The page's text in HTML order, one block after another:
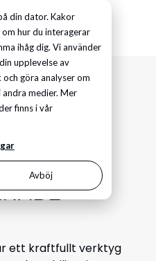
din dator. Kakor
hur du interagerar
ihåg dig. Vi använder
upplevelse av
göra analyser om
medier. Mer
finns i vår
Avböj
BRA
ett kraftfullt verktyg